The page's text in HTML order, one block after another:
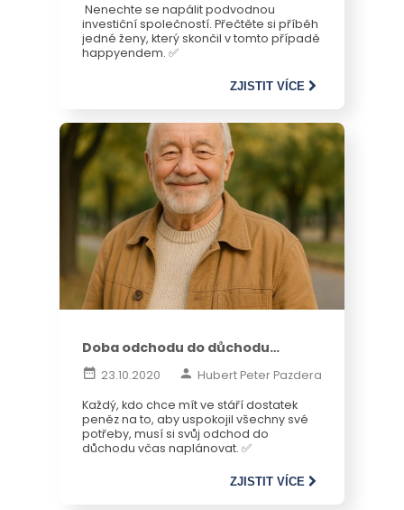
Nenechte se napálit podvodnou
investiční společností. Přečtěte si příběh
jedné ženy, který skončil v tomto případě
happyendem. ✅
ZJISTIT VÍCE
Doba odchodu do důchodu
23.10.2020
Hubert Peter Pazdera
Každý, kdo chce mít ve stáří dostatek
peněz na to, aby uspokojil všechny své
potřeby, musí si svůj odchod do
důchodu včas naplánovat. ✅
ZJISTIT VÍCE